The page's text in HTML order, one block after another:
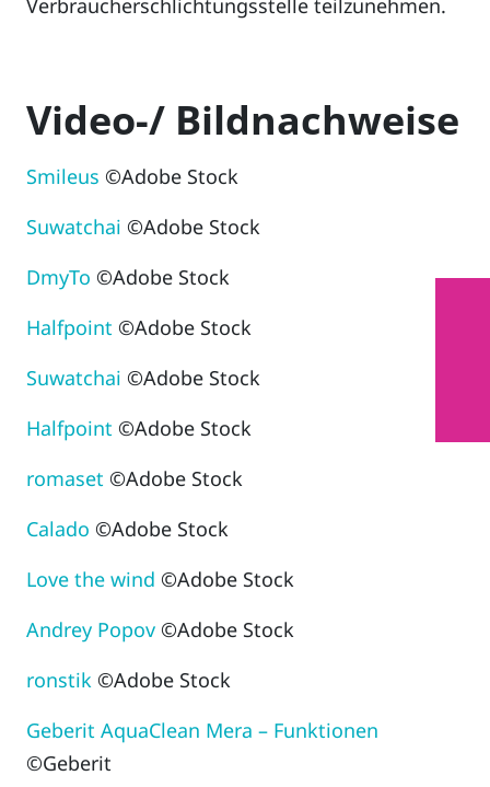
Video-/ Bildnachweise
Smileus ©Adobe Stock
Suwatchai ©Adobe Stock
DmyTo ©Adobe Stock
Halfpoint ©Adobe Stock
Suwatchai ©Adobe Stock
Halfpoint ©Adobe Stock
romaset ©Adobe Stock
Calado ©Adobe Stock
Love the wind ©Adobe Stock
Andrey Popov ©Adobe Stock
ronstik ©Adobe Stock
Geberit AquaClean Mera – Funktionen
©Geberit